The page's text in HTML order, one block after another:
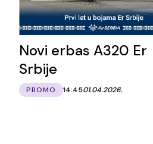
Novi erbas A320 Er
Srbije
PROMO 14:4501.04.2026.